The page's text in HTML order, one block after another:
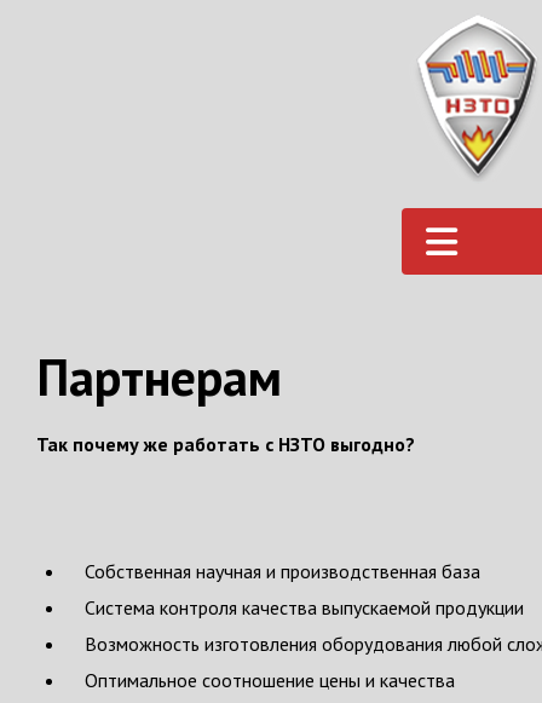
Партнерам
Так почему же работать с НЗТО выгодно?
Собственная научная и производственная база
Система контроля качества выпускаемой продукции
Возможность изготовления оборудования любой
Оптимальное соотношение цены и качества